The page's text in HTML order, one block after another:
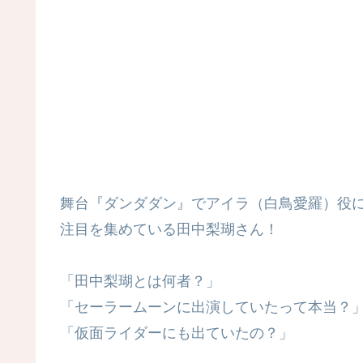
舞台『ダンダダン』でアイラ（白鳥愛羅）役
注目を集めている田中梨瑚さん！
「田中梨瑚とは何者？」
「セーラームーンに出演していたって本当？」
「仮面ライダーにも出ていたの？」